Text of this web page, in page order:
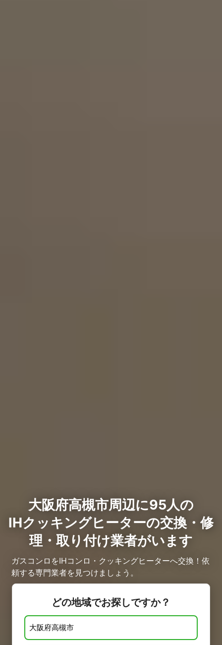
大阪府高槻市周辺に95人の
IHクッキングヒーターの交換・修
理・取り付け業者がいます
ガスコンロをIHコンロ・クッキングヒーターへ交換！依
頼する専門業者を見つけましょう。
どの地域でお探しですか？